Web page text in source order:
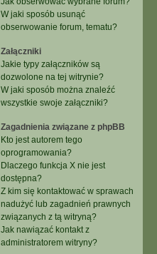
W jaki sposób usunąć
obserwowanie forum, tematu?
Załączniki
Jakie typy załączników są
dozwolone na tej witrynie?
W jaki sposób można znaleźć
wszystkie swoje załączniki?
Zagadnienia związane z phpBB
Kto jest autorem tego
oprogramowania?
Dlaczego funkcja X nie jest
dostępna?
Z kim się kontaktować w sprawach
nadużyć lub zagadnień prawnych
związanych z tą witryną?
Jak nawiązać kontakt z
administratorem witryny?